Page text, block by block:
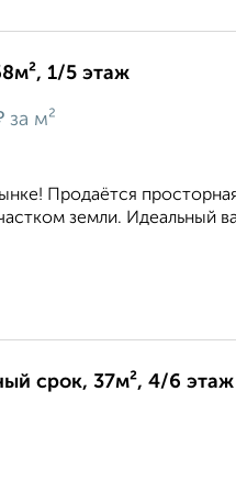
1/5 этаж
за м²
Продаётся
земли. Идеальный
срок, 37м², 4/6 этаж